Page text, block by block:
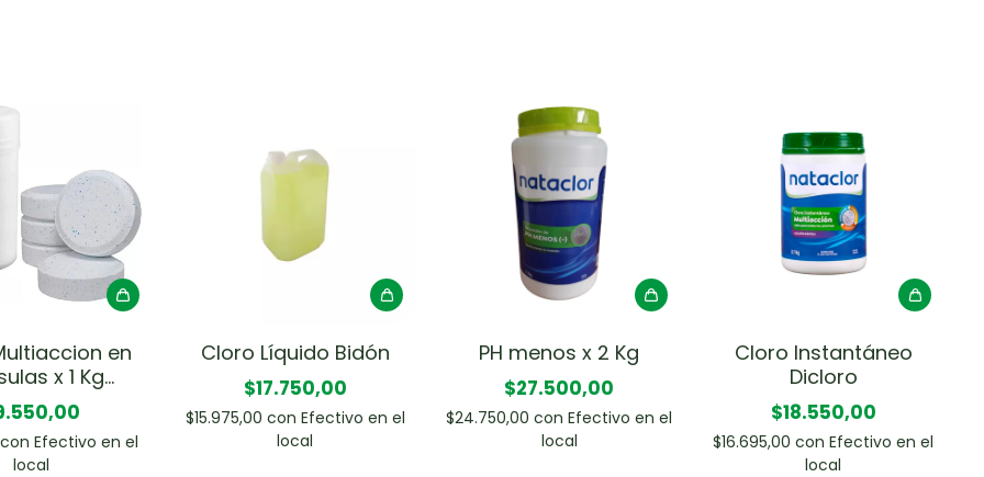
en
x 1 Kg
con Efectivo en el
local
Cloro Líquido Bidón
$17.750,00
$15.975,00 con Efectivo en el
local
PH menos x 2 Kg
$27.500,00
$24.750,00con Efectivo en el
local
Cloro Instantáneo
Dicloro
$18.550,00
$16.695,00con Efectivo en el
local